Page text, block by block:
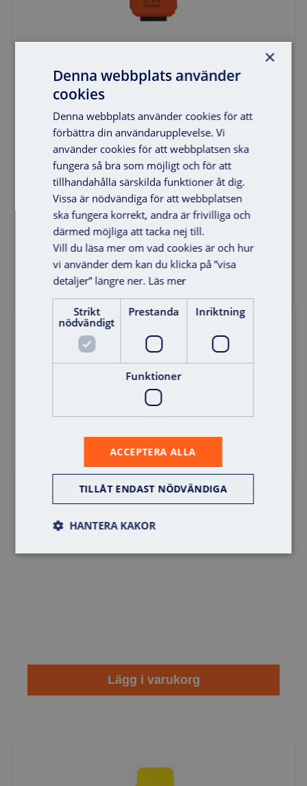
Lägg i varukorg
Lägg i varukorg
×
Denna webbplats använder
cookies
Denna webbplats använder cookies för att
förbättra din användarupplevelse. Vi
använder cookies för att webbplatsen ska
fungera så bra som möjligt och för att
tillhandahålla särskilda funktioner åt dig.
Vissa är nödvändiga för att webbplatsen
ska fungera korrekt, andra är frivilliga och
därmed möjliga att tacka nej till.
Vill du läsa mer om vad cookies är och hur
vi använder dem kan du klicka på ”visa
detaljer” längre ner. Läs mer
Strikt
nödvändigt
Prestanda Inriktning
Funktioner
ACCEPTERA ALLA
TILLÅT ENDAST NÖDVÄNDIGA
HANTERA KAKOR